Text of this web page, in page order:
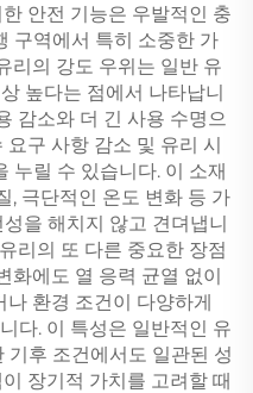
안전 기능은 우발적인 충
구역에서 특히 소중한 가
리의 강도 우위는 일반 유
높다는 점에서 나타납니
감소와 더 긴 사용 수명으
요구 사항 감소 및 유리 시
누릴 수 있습니다. 이 소재
, 극단적인 온도 변화 등 가
을 해치지 않고 견뎌냅니
리의 또 다른 중요한 장점
화에도 열 응력 균열 없이
환경 조건이 다양하게
다. 이 특성은 일반적인 유
기후 조건에서도 일관된 성
장기적 가치를 고려할 때